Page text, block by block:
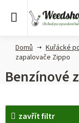
Domů Kuřácké
zapalovače Zippo
Benzínové
zavřít filtr
V